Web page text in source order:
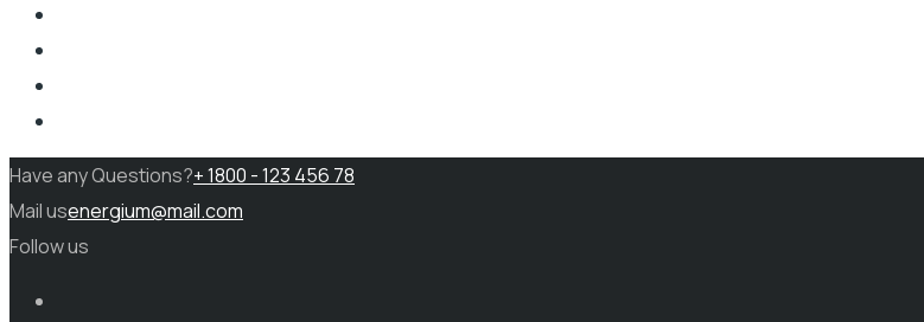
Have any Questions?+ 1800 - 123 456 78
Mail usenergium@mail.com
Follow us